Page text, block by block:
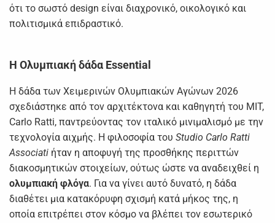
ότι το σωστό design είναι διαχρονικό, οικολογικό και
πολιτισμικά επιδραστικό.
Η Ολυμπιακή δάδα Essential
Η δάδα των Χειμερινών Ολυμπιακών Αγώνων 2026
σχεδιάστηκε από τον αρχιτέκτονα και καθηγητή του MIT,
Carlo Ratti, παντρεύοντας τον ιταλικό μινιμαλισμό με την
τεχνολογία αιχμής. Η φιλοσοφία του Studio Carlo Ratti
Associati ήταν η αποφυγή της προσθήκης περιττών
διακοσμητικών στοιχείων, ούτως ώστε να αναδειχθεί η
ολυμπιακή φλόγα. Για να γίνει αυτό δυνατό, η δάδα
διαθέτει μια κατακόρυφη σχισμή κατά μήκος της, η
οποία επιτρέπει στον κόσμο να βλέπει τον εσωτερικό